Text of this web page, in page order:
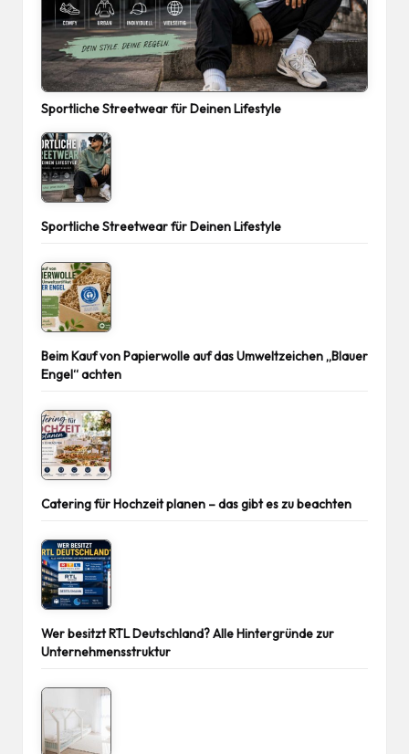
Sportliche Streetwear für Deinen Lifestyle
Sportliche Streetwear für Deinen Lifestyle
Beim Kauf von Papierwolle auf das Umweltzeichen „Blauer
Engel“ achten
Catering für Hochzeit planen – das gibt es zu beachten
Wer besitzt RTL Deutschland? Alle Hintergründe zur
Unternehmensstruktur